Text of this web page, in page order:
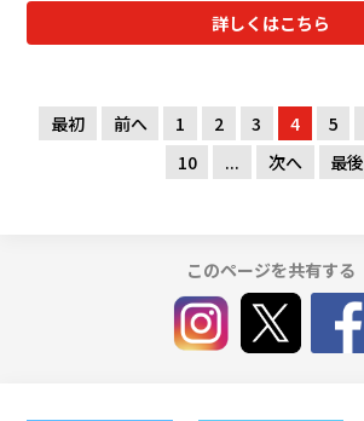
詳しくはこちら
最初 前へ 1 2 3 4 5
10
... 次へ 最後
このページを共有する